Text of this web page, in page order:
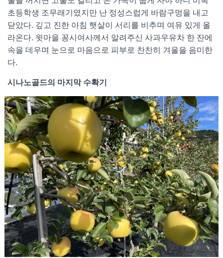
초등학생 조무래기였지만 난 정성스럽게 바람구멍을 내고
닫았다. 깊고 진한 아침 햇살이 서리를 비추며 여유 있게 올
라온다. 윗마을 꽁시여사께서 알려주신 사과우유차 한 잔에
속을 데우며 눈으로 마음으로 피부로 찬찬히 겨울을 음미한
다.
시나노골드의 마지막 수확기